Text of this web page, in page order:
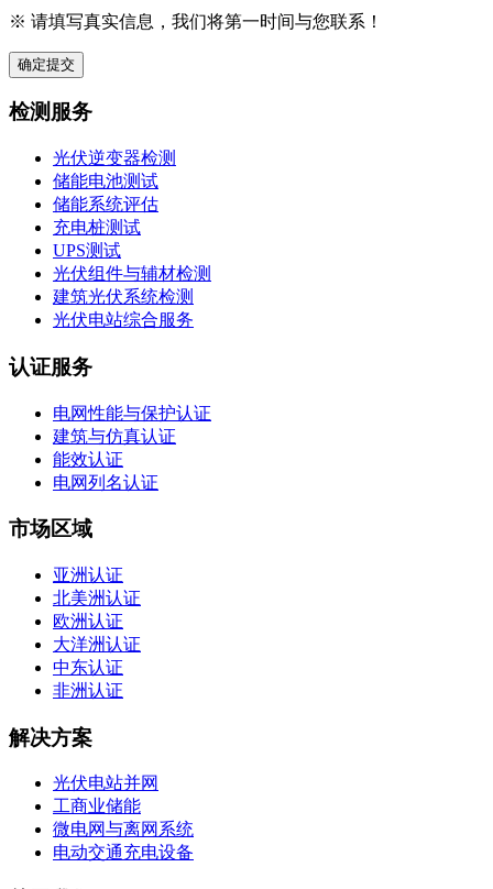
※ 请填写真实信息，我们将第一时间与您联系！
确定提交
检测服务
光伏逆变器检测
储能电池测试
储能系统评估
充电桩测试
UPS测试
光伏组件与辅材检测
建筑光伏系统检测
光伏电站综合服务
认证服务
电网性能与保护认证
建筑与仿真认证
能效认证
电网列名认证
市场区域
亚洲认证
北美洲认证
欧洲认证
大洋洲认证
中东认证
非洲认证
解决方案
光伏电站并网
工商业储能
微电网与离网系统
电动交通充电设备